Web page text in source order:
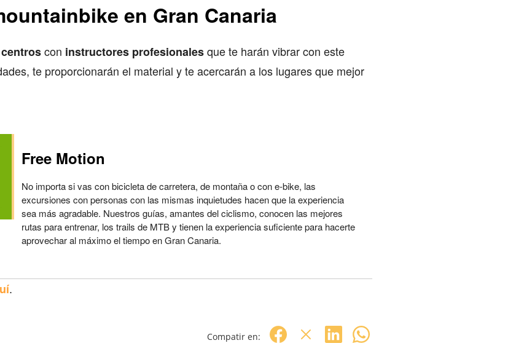
en Gran Canaria
centroscon instructores profesionalesque te harán vibrar con este
te proporcionarán el material y te acercarán a los lugares que mejor
Free Motion
No importa si vas con bicicleta de carretera, de montaña o con e-bike, las
excursiones con personas con las mismas inquietudes hacen que la experiencia
sea más agradable. Nuestros guías, amantes del ciclismo, conocen las mejores
rutas para entrenar, los trails de MTB y tienen la experiencia suficiente para hacerte
aprovechar al máximo el tiempo en Gran Canaria.
.
Compatir en: